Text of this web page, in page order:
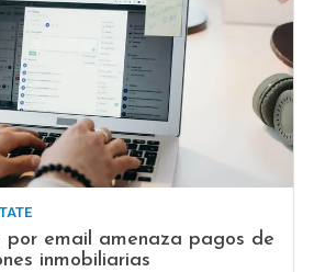
por email amenaza pagos de
inmobiliarias